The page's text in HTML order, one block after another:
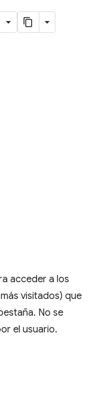
acceder a los
visitados) que
No se
el usuario.